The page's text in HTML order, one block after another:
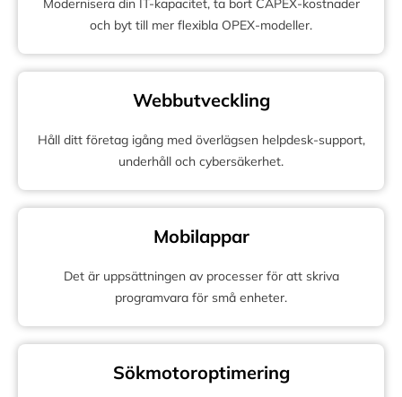
och byt till mer flexibla OPEX-modeller.
Webbutveckling
Håll ditt företag igång med överlägsen helpdesk-support,
underhåll och cybersäkerhet.
Mobilappar
Det är uppsättningen av processer för att skriva
programvara för små enheter.
Sökmotoroptimering